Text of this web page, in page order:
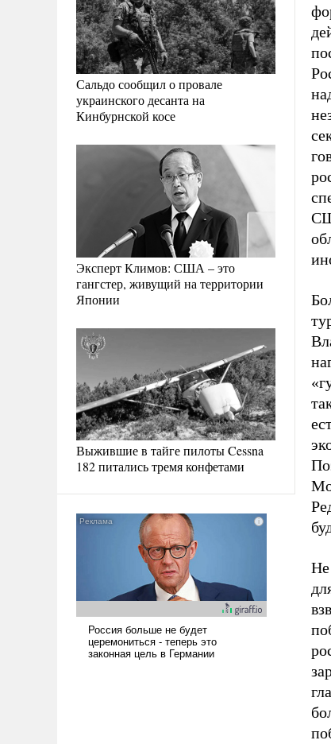
Сальдо сообщил о провале
украинского десанта на
Кинбурнской косе
Эксперт Климов: США – это
гангстер, живущий на территории
Японии
Выжившие в тайге пилоты Cessna
182 питались тремя конфетами
Не